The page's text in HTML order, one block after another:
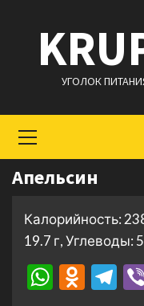
содержимому
УГОЛОК
меню
Апельсин
Калорийность:
19.7 г, Углеводы: